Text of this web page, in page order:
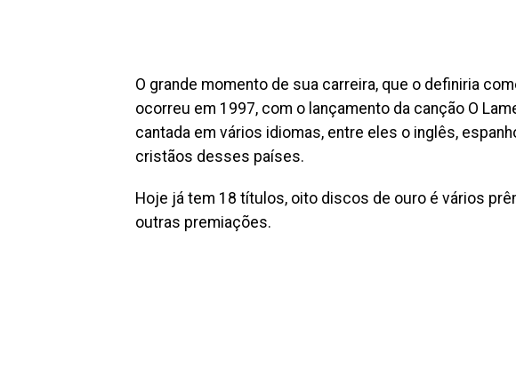
O grande momento de sua carreira, que o definiria
ocorreu em 1997, com o lançamento da canção O
cantada em vários idiomas, entre eles o inglês,
cristãos desses países.
Hoje já tem 18 títulos, oito discos de ouro é vários
outras premiações.